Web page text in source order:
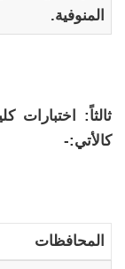
المنوفية.
ثالثاً: اختبارات
كالأتي:-
المحافظات